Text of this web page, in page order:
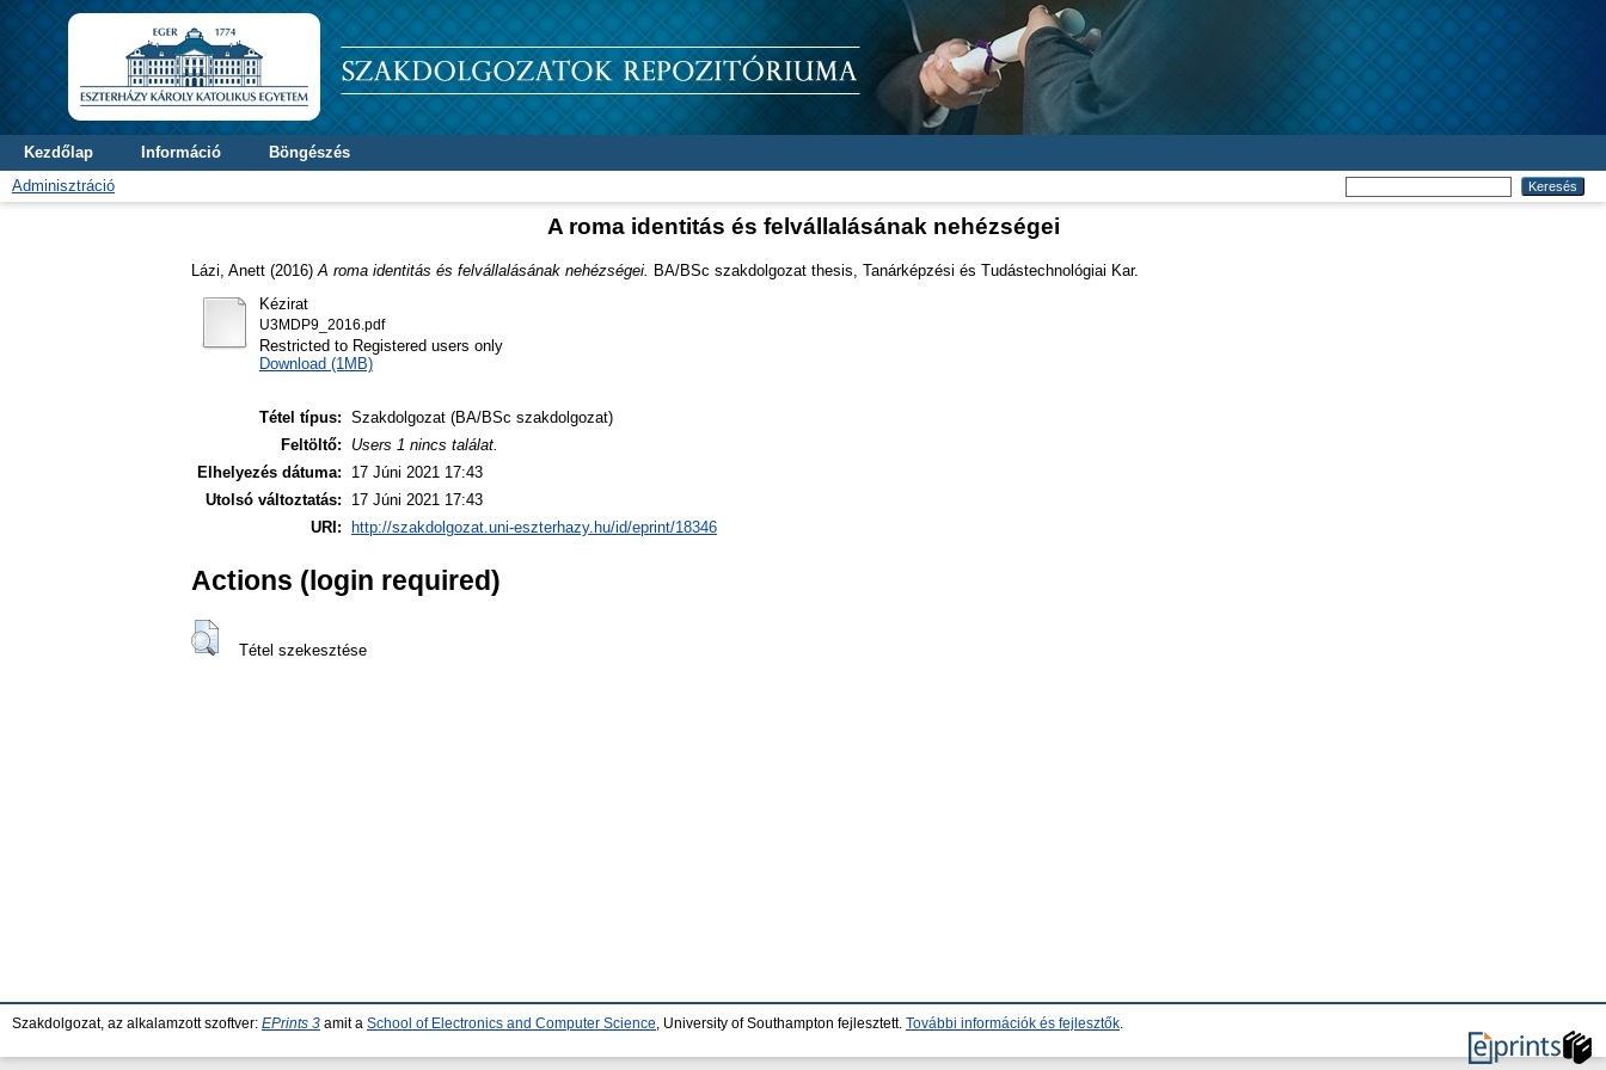
Kezdőlap Információ
Böngészés
Adminisztráció
A roma identitás és felvállalásának nehézségei
Lázi, Anett (2016) A roma identitás és felvállalásának nehézségei.
BA/BSc szakdolgozat thesis, Tanárképzési és Tudástechnológiai Kar.
Kézirat
U3MDP9_2016.pdf
Restricted to Registered users only
Download (1MB)
Tétel típus: Szakdolgozat (BA/BSc szakdolgozat)
Feltöltő:
Users 1 nincs találat.
Elhelyezés dátuma:
17 Júni 2021 17:43
Utolsó változtatás:
17 Júni 2021 17:43
URI:
http://szakdolgozat.uni-eszterhazy.hu/id/eprint/18346
Actions (login required)
Tétel szekesztése
Szakdolgozat, az alkalamzott szoftver: EPrints 3 amit a School of Electronics and Computer Science , University of Southampton fejlesztett. További információk és fejlesztők